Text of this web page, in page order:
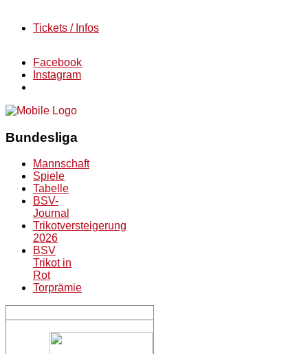
Tickets / Infos
Facebook
Instagram
Bundesliga
Mannschaft
Spiele
Tabelle
BSV-
Journal
Trikotversteigerung
2026
BSV
Trikot in
Rot
Torprämie